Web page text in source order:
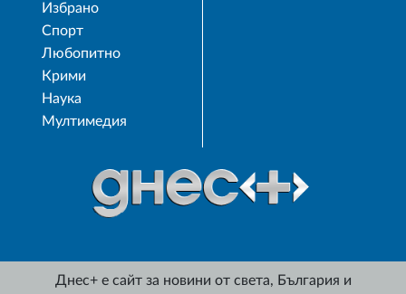
Избрано
Спорт
Любопитно
Крими
Наука
Мултимедия
Днес+ е сайт за новини от света, България и